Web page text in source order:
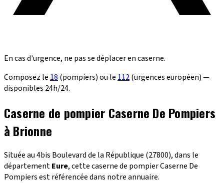
En cas d'urgence, ne pas se déplacer en caserne.
Composez le 18 (pompiers) ou le 112(urgences européen) —
disponibles 24h/24.
Caserne de pompier Caserne De Pompiers
à Brionne
Située au 4bis Boulevard de la République (27800), dans le
départementEure, cette caserne de pompier Caserne De
Pompiers est référencée dans notre annuaire.